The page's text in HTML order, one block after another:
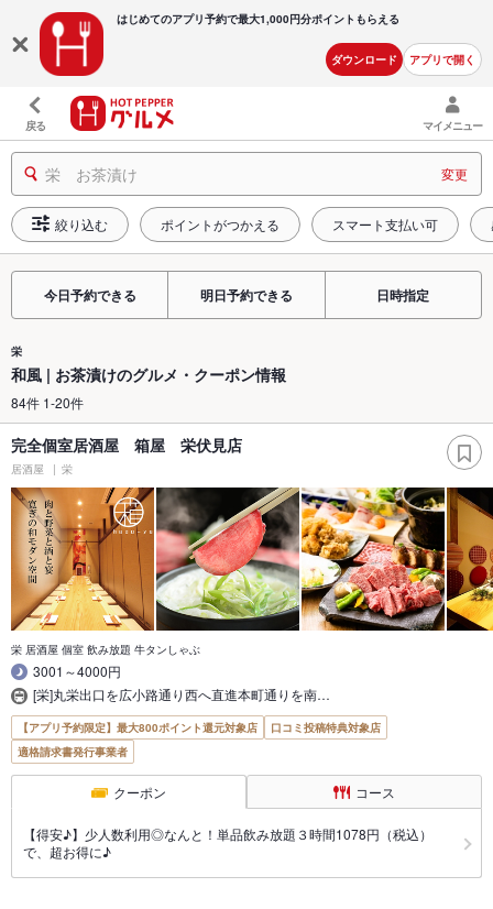
はじめてのアプリ予約で最大1,000円分ポイントもらえる
ダウンロード アプリで開く
戻る マイメニュー
栄 お茶漬け 変更
絞り込む ポイントがつかえる スマート支払い可
今日予約できる 明日予約できる 日時指定
栄
和風 | お茶漬けのグルメ・クーポン情報
84件 1-20件
完全個室居酒屋 箱屋 栄伏見店
居酒屋 栄
栄 居酒屋 個室 飲み放題 牛タンしゃぶ
3001～4000円
[栄]丸栄出口を広小路通り西へ直進本町通りを南…
【アプリ予約限定】最大800ポイント還元対象店
口コミ投稿特典対象店
適格請求書発行事業者
クーポン コース
【得安♪】少人数利用◎なんと！単品飲み放題３時間1078円（税込）
で、超お得に♪